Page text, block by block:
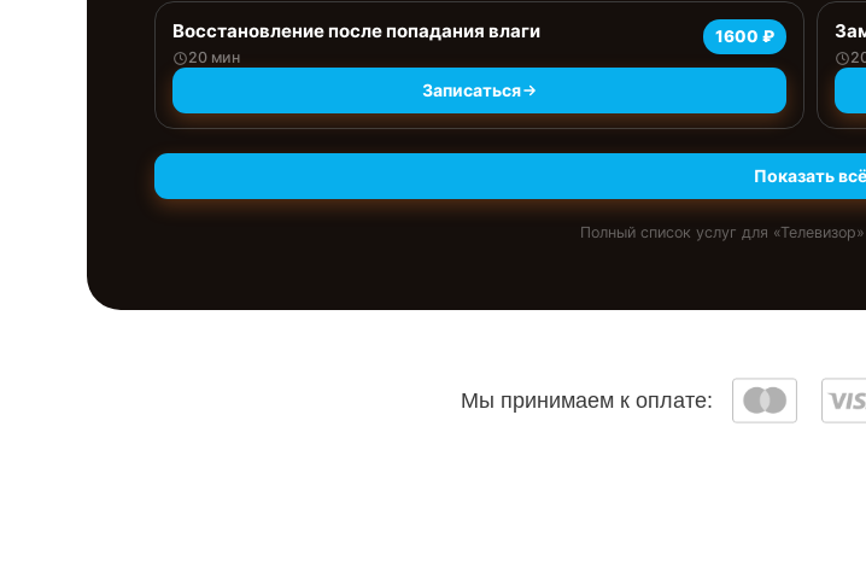
Восстановление после попадания влаги
20 мин
1600 ₽
Записаться
Показать всё
Полный список услуг для «Телевизор
Мы принимаем к оплате: